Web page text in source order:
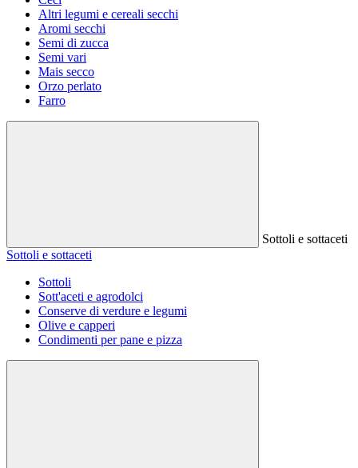
Altri legumi e cereali secchi
Aromi secchi
Semi di zucca
Semi vari
Mais secco
Orzo perlato
Farro
Sottoli e sottaceti
Sottoli e sottaceti
Sottoli
Sott'aceti e agrodolci
Conserve di verdure e legumi
Olive e capperi
Condimenti per pane e pizza